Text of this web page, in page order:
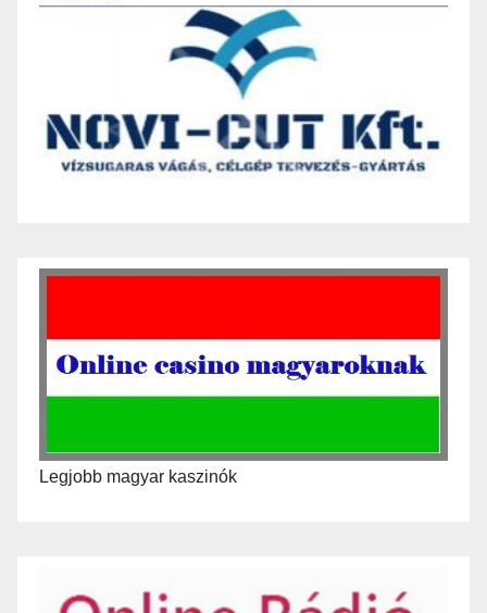
Legjobb magyar kaszinók